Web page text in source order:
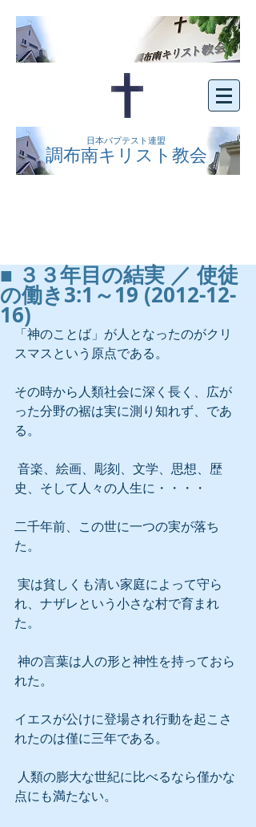
日本バプテスト連盟
調布南キリスト教会
■ ３３年目の結実 ／ 使徒
の働き3:1～19 (2012-12-
16)
「神のことば」が人となったのがクリ
スマスという原点である。
その時から人類社会に深く長く、広が
った分野の裾は実に測り知れず、であ
る。
史、そして人々の人生に・・・・
二千年前、この世に一つの実が落ち
た。
れ、ナザレという小さな村で育まれ
た。
れた。
イエスが公けに登場され行動を起こさ
れたのは僅に三年である。
点にも満たない。